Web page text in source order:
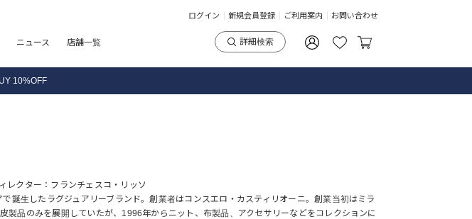
ログイン 新規会員登録 ご利用案内 お問い合わせ
ニュース 店舗一覧 詳細検索
品正規取扱
レクター：フランチェスコ・リッソ
誕生したラグジュアリーブランド。創業者はコンスエロ・カスティリオーニ。創業当初はミラ
製品のみを展開していたが、1996年からニット、布製品、アクセサリーなどをコレクションに